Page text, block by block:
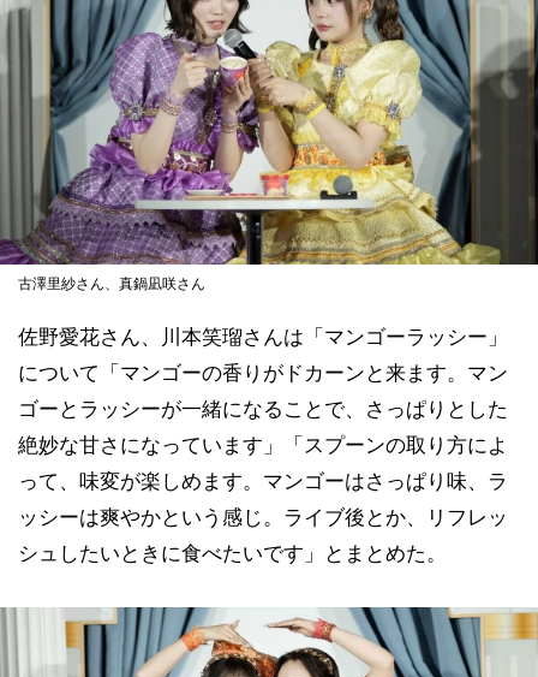
古澤里紗さん、真鍋凪咲さん
佐野愛花さん、川本笑瑠さんは「マンゴーラッシー」
について「マンゴーの香りがドカーンと来ます。マン
ゴーとラッシーが一緒になることで、さっぱりとした
絶妙な甘さになっています」「スプーンの取り方によ
って、味変が楽しめます。マンゴーはさっぱり味、ラ
ッシーは爽やかという感じ。ライブ後とか、リフレッ
シュしたいときに食べたいです」とまとめた。